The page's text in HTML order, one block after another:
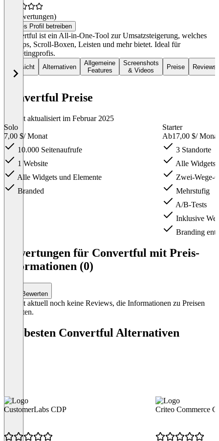
(0 Bewertungen)
Dieses Profil betreiben
Convertful ist ein All-in-One-Tool zur Umsatzsteigerung, welches
Pop-ups, Scroll-Boxen, Leisten und mehr bietet. Ideal für
Marketingprofis.
Übersicht Alternativen
Allgemeine
Features
Screenshots
& Videos
Preise Reviews
Convertful Preise
Zuletzt aktualisiert im Februar 2025
Solo
7,00 $/ Monat
10.000 Seitenaufrufe
1 Website
Alle Widgets und Elemente
Branded
Starter
Ab17,00 $/ Monat
3 Standorte
Alle Widgets
Zwei-Wege-
Mehrstufig
A/B-Tests
Inklusive
Branding
Bewertungen für Convertful mit Preis-
Informationen (0)
Bewerten
Es gibt aktuell noch keine Reviews, die Informationen zu Preisen
enthalten.
Die besten Convertful Alternativen
CustomerLabs CDP Criteo Commerce